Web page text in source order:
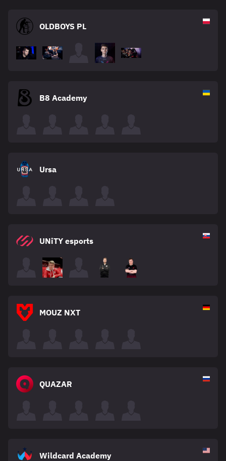
OLDBOYS PL
B8 Academy
Ursa
UNiTY esports
MOUZ NXT
QUAZAR
Wildcard Academy